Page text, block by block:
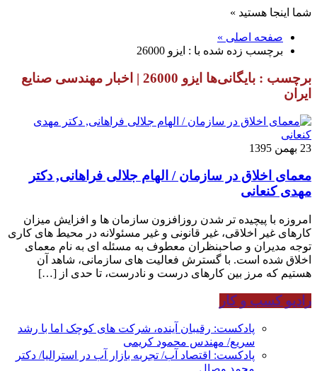
شما اینجا هستید »
صفحه اصلی »
برچسب زده شده با : ایزو 26000
برچسب : بایگانی‌ها ایزو 26000 | اخبار مهندسی صنایع
ایران
23 بهمن 1395
معمای اخلاق در سازمان / الهام جلالی فراهانی, دکتر
مهدی کنعانی
امروزه با پیچیده تر شدن روزافزون سازمان ها و افزایش میزان
کارهای غیر اخلاقی، غیر قانونی و غیر مسئولانه در محیط های کاری
توجه مدیران و صاحبنظران معطوف به مسئله ای به نام معمای
اخلاق شده است. با گسترش فعالیت های سازمانی، شاهد آن
هستیم که مرز بین کارهای درست و نادرست، تا حدی از […]
رادیو کسب و کار
پادکست: رقیبان آینده، شرکت های کوچک اما با رشد
سریع/ مهندس محمود کریمی
پادکست: اقتصاد آب/ تجربه بازار آب در استرالیا/ دکتر